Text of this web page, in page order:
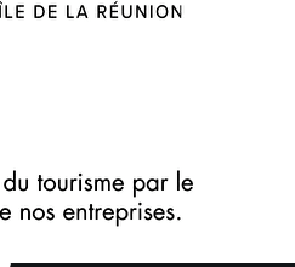
Images de la page d'accueil
Je m'abonne à la newsletter